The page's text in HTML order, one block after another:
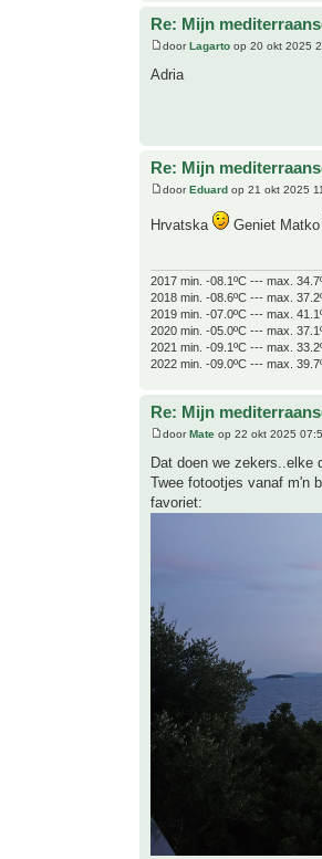
Re: Mijn
doorLagarto op 20 okt 2025
Adria
Re: Mijn
doorEduard op 21 okt 2025
Hrvatska Geniet Matko
2017 min. -08.1ºC --- max.
2018 min. -08.6ºC --- max.
2019 min. -07.0ºC --- max.
2020 min. -05.0ºC --- max.
2021 min. -09.1ºC --- max.
2022 min. -09.0ºC --- max.
Re: Mijn
doorMate op 22 okt 2025
Dat doen we zekers..elke
Twee fotootjes vanaf m'n
favoriet: